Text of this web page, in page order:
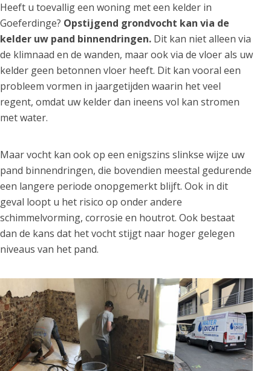
Heeft u toevallig een woning met een kelder in
Goeferdinge? Opstijgend grondvocht kan via de
kelder uw pand binnendringen. Dit kan niet alleen via
de klimnaad en de wanden, maar ook via de vloer als uw
kelder geen betonnen vloer heeft. Dit kan vooral een
probleem vormen in jaargetijden waarin het veel
regent, omdat uw kelder dan ineens vol kan stromen
met water.
Maar vocht kan ook op een enigszins slinkse wijze uw
pand binnendringen, die bovendien meestal gedurende
een langere periode onopgemerkt blijft. Ook in dit
geval loopt u het risico op onder andere
schimmelvorming, corrosie en houtrot. Ook bestaat
dan de kans dat het vocht stijgt naar hoger gelegen
niveaus van het pand.